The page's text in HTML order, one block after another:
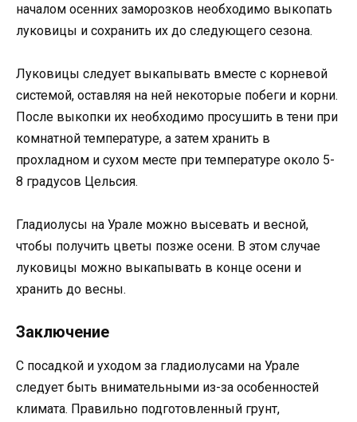
началом осенних заморозков необходимо выкопать
луковицы и сохранить их до следующего сезона.
Луковицы следует выкапывать вместе с корневой
системой, оставляя на ней некоторые побеги и корни.
После выкопки их необходимо просушить в тени при
комнатной температуре, а затем хранить в
прохладном и сухом месте при температуре около 5-
8 градусов Цельсия.
Гладиолусы на Урале можно высевать и весной,
чтобы получить цветы позже осени. В этом случае
луковицы можно выкапывать в конце осени и
хранить до весны.
Заключение
С посадкой и уходом за гладиолусами на Урале
следует быть внимательными из-за особенностей
климата. Правильно подготовленный грунт,